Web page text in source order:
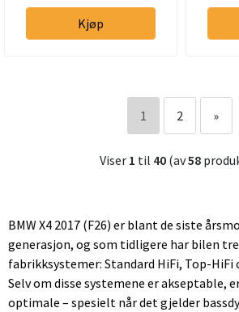
Kjøp
1 2 »
Viser 1 til 40 (av58
BMW X4 2017 (F26) er blant de siste
generasjon, og som tidligere har bilen
fabrikksystemer: Standard HiFi, Top-HiFi
Selv om disse systemene er akseptable,
optimale – spesielt når det gjelder